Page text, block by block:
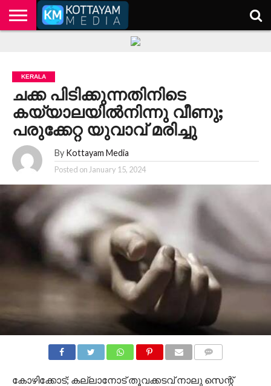
KERALA
ചക്ക പിടിക്കുന്നതിനിടെ
കയ്യാലയിൽനിന്നു വീണു;
പരുക്കേറ്റ യുവാവ് മരിച്ചു
By Kottayam Media
Posted on January 15, 2024
കോഴിക്കോട്; കല്ലാനോട് തൂവക്കടവ് നാലു സെന്റ്